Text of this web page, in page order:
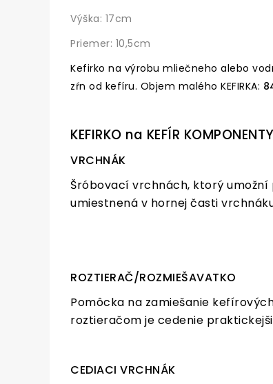
Výška: 17cm
Priemer: 10,5cm
Kefirko na výrobu mliečneho alebo
zŕn od kefíru. Objem malého KEFIRKA:
KEFIRKO na KEFÍR KOMPONENTY
VRCHNÁK
Šróbovací vrchnách, ktorý umožní
umiestnená v hornej časti
ROZTIERAČ/ROZMIEŠAVATKO
Pomôcka na zamiešanie
roztieračom je cedenie
CEDIACI VRCHNÁK